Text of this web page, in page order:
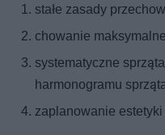
stałe zasady
chowanie
systematyczne
harmonogramu
zaplanowanie